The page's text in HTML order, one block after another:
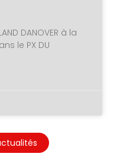
DANOVER à la
le PX DU